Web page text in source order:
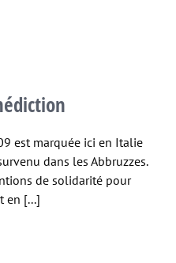
est marquée ici en Italie
dans les Abbruzzes.
de solidarité pour
en [...]